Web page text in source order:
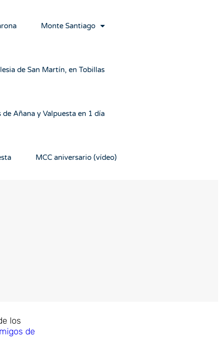
Monte Santiago
de San Martín, en Tobillas
de Añana y Valpuesta en 1 día
MCC aniversario (vídeo)
los
de